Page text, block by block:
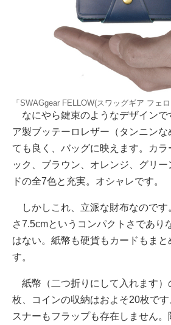
「SWAGgear FELLOW(スワッグギア フェロ
なにやら鍵束のようなデザインで
ア製ブッテーロレザー（タンニンな
ても良く、バッグに映えます。カ
ック、ブラウン、オレンジ、グリ
ドの全7色と充実。オシャレです。
しかしこれ、立派な財布なのです
さ7.5cmというコンパクトさであり
はない。紙幣も硬貨もカードもま
す。
紙幣（二つ折りにして入れます）
枚、コインの収納はおよそ20枚で
スナーもフラップも存在しません